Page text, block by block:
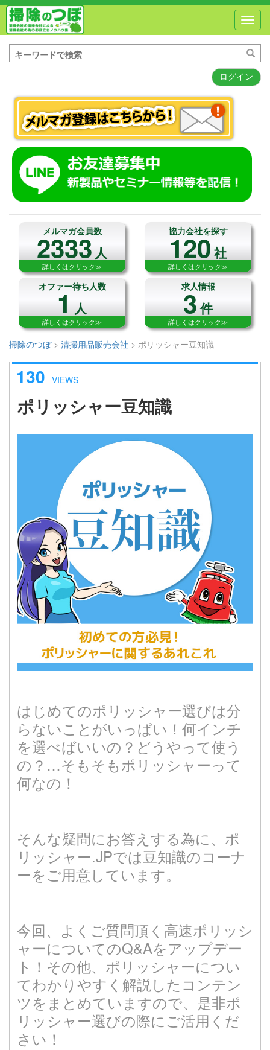
ログイン
メルマガ会員数
2333人
詳しくはクリック≫
協力会社を探す
120社
詳しくはクリック≫
オファー待ち人数
1人
詳しくはクリック≫
求人情報
3件
詳しくはクリック≫
掃除のつぼ> 清掃用品販売会社 > ポリッシャー豆知識
130 VIEWS
ポリッシャー豆知識
はじめてのポリッシャー選びは分
らないことがいっぱい！何インチ
を選べばいいの？どうやって使う
の？…そもそもポリッシャーって
何なの！
そんな疑問にお答えする為に、ポ
リッシャー.JPでは豆知識のコーナ
ーをご用意しています。
今回、よくご質問頂く高速ポリッシ
ャーについてのQ&Aをアップデー
ト！その他、ポリッシャーについ
てわかりやすく解説したコンテン
ツをまとめていますので、是非ポ
リッシャー選びの際にご活用くだ
さい！